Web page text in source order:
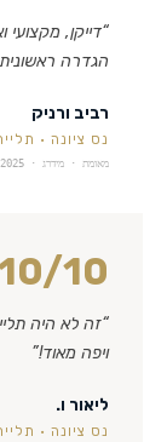
“דייקן, מקצועי
הגדרה
רביב ורניק
נס ציונה ·
מאומת · מידרג ·
/10
“זה לא היה
ויפה מאוד!”
ליאור ו.
נס ציונה ·